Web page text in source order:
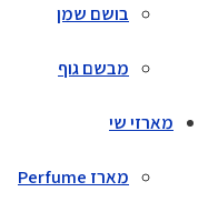
בושם שמן
מבשם גוף
מארזי שי
מארז Perfume